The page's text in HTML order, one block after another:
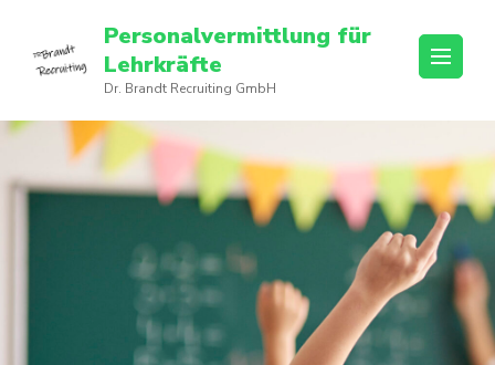
Personalvermittlung für
Lehrkräfte
Dr. Brandt Recruiting GmbH